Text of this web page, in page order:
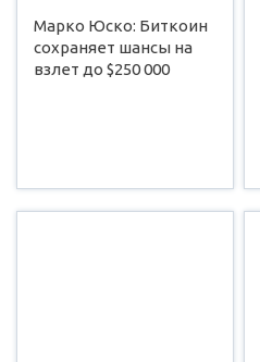
Марко Юско: Биткоин
сохраняет шансы на
взлет до $250 000